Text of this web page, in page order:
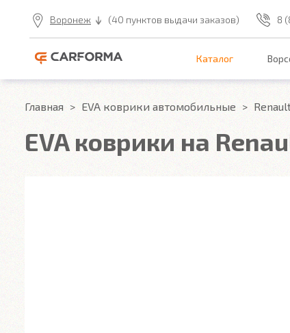
Воронеж (40 пунктов выдачи заказов) 8
Каталог
Главная EVA коврики автомобильные
EVA коврики на